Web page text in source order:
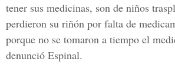
tener sus medicinas, son de niños
perdieron su riñón por falta de
porque no se tomaron a tiempo el
denunció Espinal.